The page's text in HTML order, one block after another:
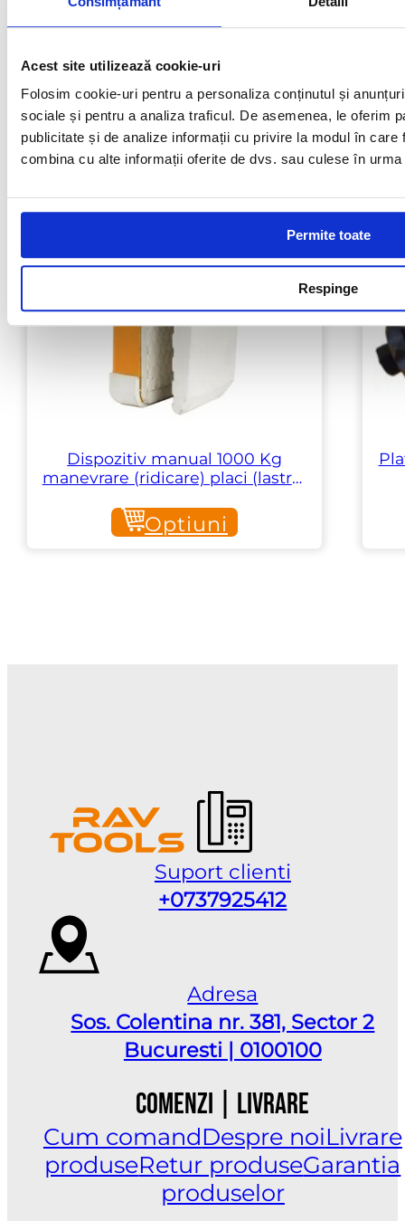
Acest site utilizează cookie-uri
Folosim cookie-uri pentru a personaliza conținutul și
sociale și pentru a analiza traficul. De asemenea, le oferim
publicitate și de analize informații cu privire la modul în
combina cu alte informații oferite de dvs. sau culese în
Permite toate
Respinge
208,00lei
Cumpara
Dispozitiv manual 1000 Kg
manevrare (ridicare) placi (lastre)
Optiuni
Suport clienti
+0737925412
Adresa
Sos. Colentina nr. 381, Sector 2
Bucuresti | 0100100
Comenzi | Livrare
Cum comandDespre noiLivrare
produseRetur produseGarantia
produselor